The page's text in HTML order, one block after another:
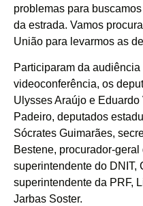
problemas para
da estrada. Vamos
União para levarmos as
Participaram da
videoconferência, os
Ulysses Araújo e
Padeiro, deputados
Sócrates Guimarães,
Bestene, procurador-
superintendente do DNIT,
superintendente da PRF,
Jarbas Soster.